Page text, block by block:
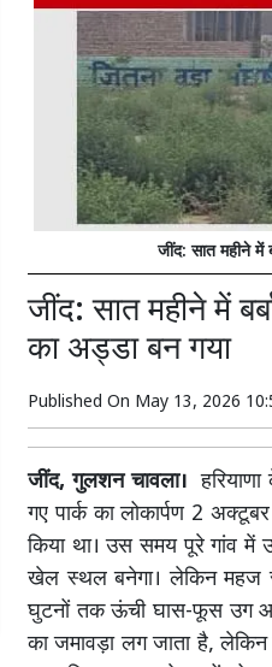
जींद: सात महीने में
जींद: सात महीने में
का अड्डा बन गया
Published On May 13, 2026
जींद, गुलशन चावला।
गए पार्क का लोकार्पण 2
किया था। उस समय पूरे गांव में
खेल स्थल बनेगा। लेकिन महज
घुटनों तक ऊंची घास-फूस उग आई
का जमावड़ा लग जाता है, लेकिन